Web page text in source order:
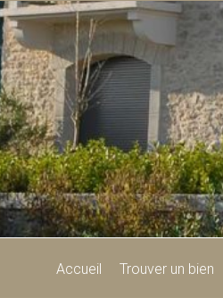
Accueil Trouver un bien